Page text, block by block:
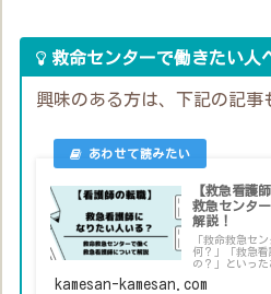
救命センターで働きたい人
興味のある方は、下記の記事
【救急看護
救急センタ
解説！
「救命救急セ
何？」「救急
の？」といっ
働く筆者が解説
kamesan-kamesan.com